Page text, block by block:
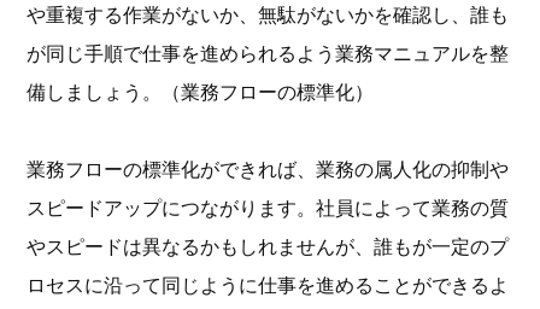
や重複する作業がないか、無駄がないかを確認し、誰も
が同じ手順で仕事を進められるよう業務マニュアルを整
備しましょう。（業務フローの標準化）
業務フローの標準化ができれば、業務の属人化の抑制や
スピードアップにつながります。社員によって業務の質
やスピードは異なるかもしれませんが、誰もが一定のプ
ロセスに沿って同じように仕事を進めることができるよ